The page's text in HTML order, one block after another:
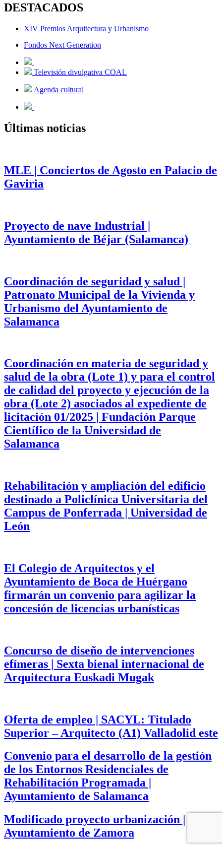
DESTACADOS
XIV Premios Arquitectura y Urbanismo
Fondos Next Generation
Televisión divulgativa COAL
Agenda cultural
Últimas noticias
MLE | Conciertos de Agosto en Palacio de
Gaviria
Proyecto de nave Industrial |
Ayuntamiento de Béjar (Salamanca)
Coordinación de seguridad y salud |
Patronato Municipal de la Vivienda y
Urbanismo del Ayuntamiento de
Salamanca
Coordinación en materia de seguridad y
salud de la obra (Lote 1) y para el control
de calidad del proyecto y ejecución de la
obra (Lote 2) asociados al expediente de
licitación 01/2025 | Fundación Parque
Científico de la Universidad de
Salamanca
Rehabilitación y ampliación del edificio
destinado a Policlínica Universitaria del
Campus de Ponferrada | Universidad de
León
El Colegio de Arquitectos y el
Ayuntamiento de Boca de Huérgano
firmarán un convenio para agilizar la
concesión de licencias urbanísticas
Concurso de diseño de intervenciones
efímeras | Sexta bienal internacional de
Arquitectura Euskadi Mugak
Oferta de empleo | SACYL: Titulado
Superior – Arquitecto (A1) Valladolid este
Convenio para el desarrollo de la gestión
de los Entornos Residenciales de
Rehabilitación Programada |
Ayuntamiento de Salamanca
Modificado proyecto urbanización |
Ayuntamiento de Zamora